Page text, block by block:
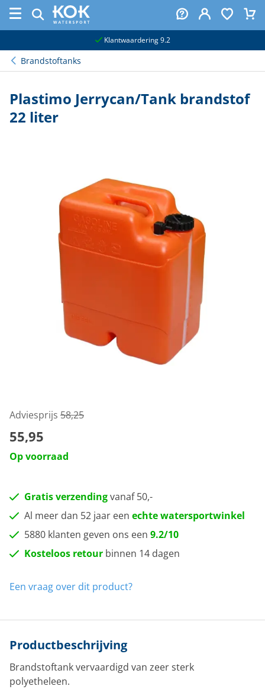
Klantwaardering 9.2
Brandstoftanks
Plastimo Jerrycan/Tank brandstof
22 liter
Adviesprijs 58,25
55,95
Op voorraad
Gratis verzendingvanaf 50,-
Al meer dan 52 jaar een echte watersportwinkel
5880 klanten geven ons een 9.2/10
Kosteloos retour binnen 14 dagen
Een vraag over dit product?
Productbeschrijving
Brandstoftank vervaardigd van zeer sterk
polyetheleen.